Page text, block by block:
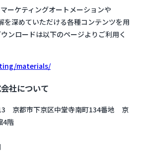
ーケティングオートメーションや
を深めていただける各種コンテンツを用
ウンロードは以下のページよりご利用く
materials/
社について
京都市下京区中堂寺南町134番地 京
4階